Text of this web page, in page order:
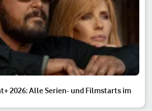
2026: Alle Serien- und Filmstarts im